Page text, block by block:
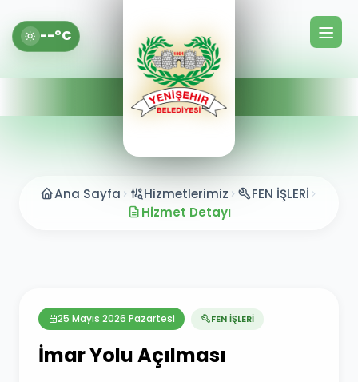
--°C
Ana Sayfa Hizmetlerimiz
FEN İŞLERİ
Hizmet Detayı
25 Mayıs 2026 Pazartesi FEN İŞLERİ
İmar Yolu Açılması